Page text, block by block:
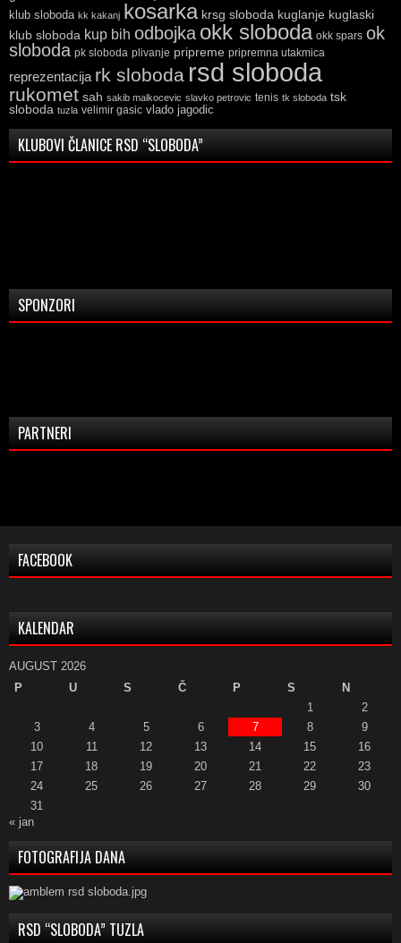
klub sloboda kk kakanj kosarka krsg sloboda kuglanje kuglaski
klub sloboda kup bih odbojka okk sloboda okk spars ok
sloboda pk sloboda plivanje pripreme pripremna utakmica
reprezentacija rk sloboda rsd sloboda
rukomet sah sakib malkocevic slavko petrovic tenis tk sloboda tsk
sloboda tuzla velimir gasic vlado jagodic
KLUBOVI ČLANICE RSD “SLOBODA”
SPONZORI
PARTNERI
FACEBOOK
KALENDAR
AUGUST 2026
P
U S Č P S
N
1
2
3
4 5 6 7 8
9
10
11 12 13 14 15
16
17
18 19 20 21 22
23
24
25 26 27 28 29
30
31
« jan
FOTOGRAFIJA DANA
RSD “SLOBODA” TUZLA